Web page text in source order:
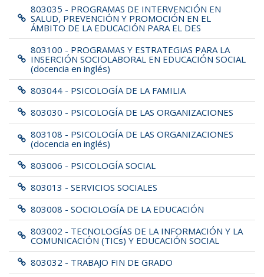
803035 - PROGRAMAS DE INTERVENCIÓN EN
SALUD, PREVENCIÓN Y PROMOCIÓN EN EL
ÁMBITO DE LA EDUCACIÓN PARA EL DES
803100 - PROGRAMAS Y ESTRATEGIAS PARA LA
INSERCIÓN SOCIOLABORAL EN EDUCACIÓN SOCIAL
(docencia en inglés)
803044 - PSICOLOGÍA DE LA FAMILIA
803030 - PSICOLOGÍA DE LAS ORGANIZACIONES
803108 - PSICOLOGÍA DE LAS ORGANIZACIONES
(docencia en inglés)
803006 - PSICOLOGÍA SOCIAL
803013 - SERVICIOS SOCIALES
803008 - SOCIOLOGÍA DE LA EDUCACIÓN
803002 - TECNOLOGÍAS DE LA INFORMACIÓN Y LA
COMUNICACIÓN (TICs) Y EDUCACIÓN SOCIAL
803032 - TRABAJO FIN DE GRADO